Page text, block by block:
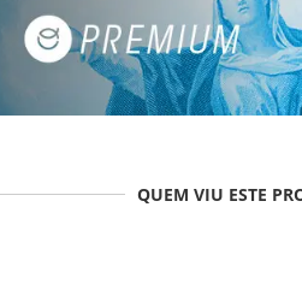
QUEM VIU ESTE